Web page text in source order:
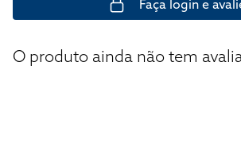
Faça login e
O produto ainda não tem